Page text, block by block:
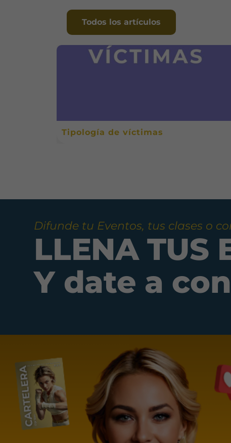
Todos los artículos
Tipología de víctimas
Difunde tu Eventos, tus clases o
LLENA TUS
Y date a